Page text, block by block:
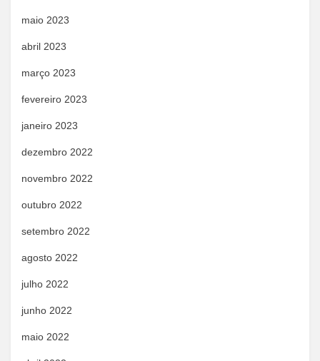
maio 2023
abril 2023
março 2023
fevereiro 2023
janeiro 2023
dezembro 2022
novembro 2022
outubro 2022
setembro 2022
agosto 2022
julho 2022
junho 2022
maio 2022